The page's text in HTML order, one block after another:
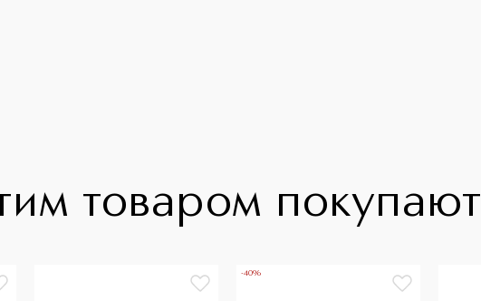
товаром покупают
-40%